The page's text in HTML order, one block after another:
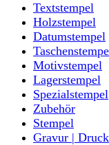
Textstempel
Holzstempel
Datumstempel
Motivstempel
Lagerstempel
Spezialstempel
Zubehör
Stempel
Gravur | Druck